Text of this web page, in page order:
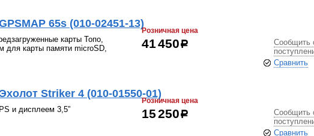
65s (010-02451-13)
карты Топо,
для карты памяти microSD,
Розничная цена
41 450р
Сообщить
Сравнить
Striker 4 (010-01550-01)
и дисплеем 3,5”
Розничная цена
15 250р
Сообщить
Сравнить